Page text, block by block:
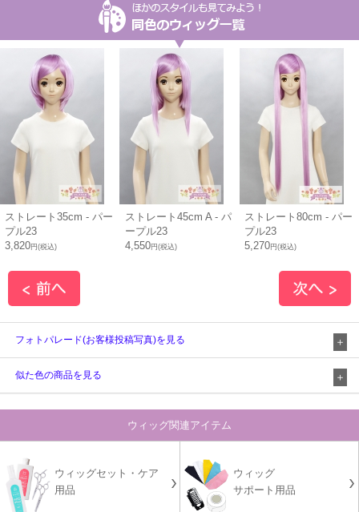
ストレート35cm - パー
プル23
3,820円(税込)
ストレート45cm A - パ
ープル23
4,550円(税込)
ストレート80cm - パー
プル23
5,270円(税込)
フォトパレード(お客様投稿写真)を見る
似た色の商品を見る
ウィッグ関連アイテム
ウィッグセット・ケア
用品
ウィッグ
サポート用品